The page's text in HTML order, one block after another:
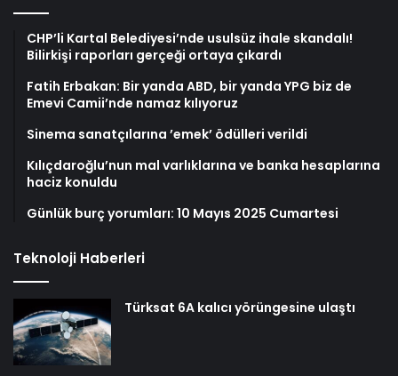
CHP’li Kartal Belediyesi’nde usulsüz ihale skandalı!
Bilirkişi raporları gerçeği ortaya çıkardı
Fatih Erbakan: Bir yanda ABD, bir yanda YPG biz de
Emevi Camii’nde namaz kılıyoruz
Sinema sanatçılarına ’emek’ ödülleri verildi
Kılıçdaroğlu’nun mal varlıklarına ve banka hesaplarına
haciz konuldu
Günlük burç yorumları: 10 Mayıs 2025 Cumartesi
Teknoloji Haberleri
Türksat 6A kalıcı yörüngesine ulaştı